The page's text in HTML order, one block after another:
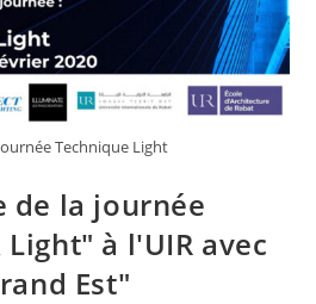
Technique Light
de la journée
à l'UIR avec
Est"